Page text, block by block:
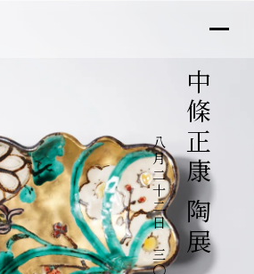
中條正康 陶展
八月二十二日～三〇日